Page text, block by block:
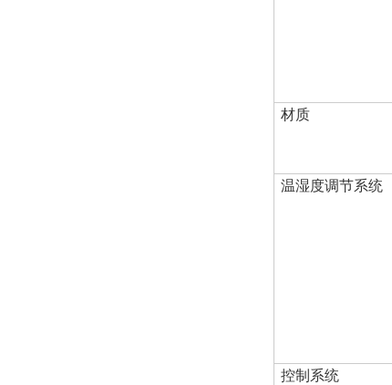
材质
温湿度调节系统
控制系统